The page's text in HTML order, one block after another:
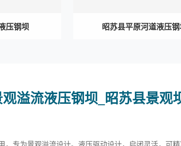
压钢坝 昭苏县平原河道液压钢
观溢流液压钢坝_昭苏县景观